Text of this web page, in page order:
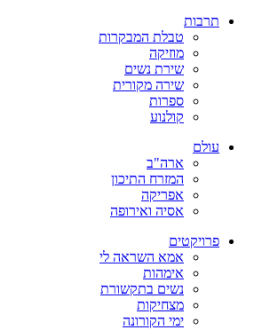
תרבות
טבלת המבקרות
מוזיקה
שירת נשים
שירה מקורית
ספרות
קולנוע
עולם
ארה"ב
המזרח התיכון
אפריקה
אסיה ואירופה
פרויקטים
אמא השראה לי
אימהות
נשים בתקשורת
מצחיקות
ימי הקורונה